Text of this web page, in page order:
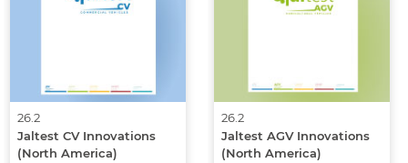
26.2
Jaltest CV Innovations
(North America)
26.2
Jaltest AGV Innovations
(North America)